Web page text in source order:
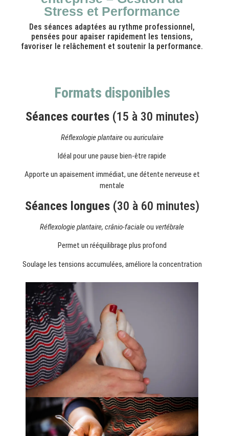
Stress et Performance
Des séances adaptées au rythme professionnel,
pensées pour apaiser rapidement les tensions,
favoriser le relâchement et soutenir la performance.
Formats disponibles
Séances courtes(15 à 30 minutes)
Réflexologie plantaireou auriculaire
Idéal pour une pause bien-être rapide
Apporte un apaisement immédiat, une détente nerveuse et
mentale
Séances longues(30 à 60 minutes)
Réflexologie plantaire, crânio-facialeou vertébrale
Permet un rééquilibrage plus profond
Soulage les tensions accumulées, améliore la concentration